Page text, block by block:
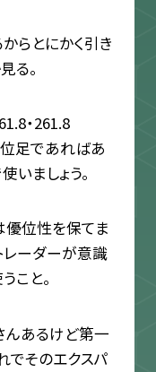
らとにかく引き
る。
・261.8
足であればあ
いましょう。
優位性を保てま
レーダーが意識
こと。
んあるけど第一
でそのエクスパ